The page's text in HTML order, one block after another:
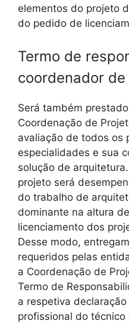
elementos do projeto
do pedido de
Termo de
coordenador
Será também
Coordenação de
avaliação de todos os
especialidades e sua
solução de
projeto será
do trabalho de
dominante na altura
licenciamento dos
Desse modo,
requeridos pelas
a Coordenação de
Termo de
a respetiva
profissional do técnico